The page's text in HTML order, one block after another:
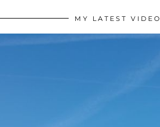
MY LATEST VIDEO